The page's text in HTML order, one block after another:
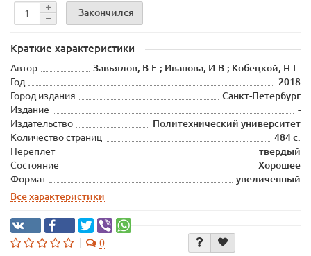
Закончился
Краткие характеристики
Автор
Завьялов, В.Е.; Иванова, И.В.; Кобецкой, Н.Г.
Год
2018
Город издания
Санкт-Петербург
Издание
-
Издательство
Политехнический университет
Количество страниц
484 с.
Переплет
твердый
Состояние
Хорошее
Формат
увеличенный
Все характеристики
0